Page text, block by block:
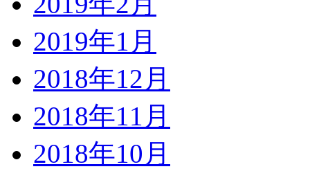
2019年1月
2018年12月
2018年11月
2018年10月